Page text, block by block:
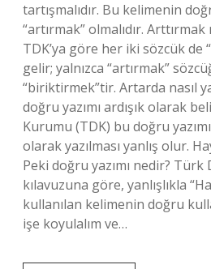
tartışmalıdır. Bu kelimenin
“artırmak” olmalıdır.
TDK’ya göre her iki sözcük de
gelir; yalnızca “artırmak”
“biriktirmek”tir. Artarda nasıl
doğru yazımı ardışık olarak
Kurumu (TDK) bu doğru yazımı
olarak yazılması yanlış olur.
Peki doğru yazımı nedir?
kılavuzuna göre, yanlışlıkla
kullanılan kelimenin doğru
işe koyulalım ve…